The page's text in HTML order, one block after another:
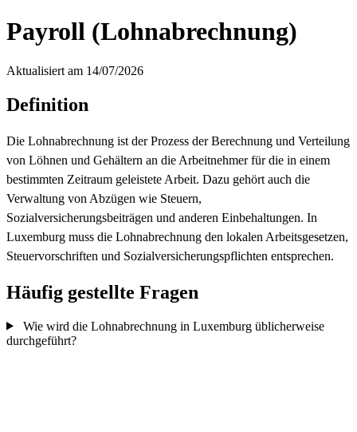
Payroll (Lohnabrechnung)
Aktualisiert am 14/07/2026
Definition
Die Lohnabrechnung ist der Prozess der Berechnung und Verteilung
von Löhnen und Gehältern an die Arbeitnehmer für die in einem
bestimmten Zeitraum geleistete Arbeit. Dazu gehört auch die
Verwaltung von Abzügen wie Steuern,
Sozialversicherungsbeiträgen und anderen Einbehaltungen. In
Luxemburg muss die Lohnabrechnung den lokalen Arbeitsgesetzen,
Steuervorschriften und Sozialversicherungspflichten entsprechen.
Häufig gestellte Fragen
Wie wird die Lohnabrechnung in Luxemburg üblicherweise
durchgeführt?